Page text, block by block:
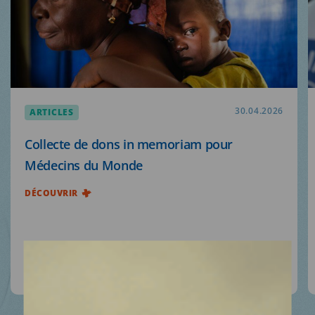
MDM
SUR LE TERRAIN
ACTUALITÉS
ARTICLES 30.04.2026
Collecte de dons in memoriam pour
Médecins du Monde
DÉCOUVRIR